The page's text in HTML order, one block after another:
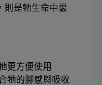
則是牠生命中最
更方便使用
牠的腳感與吸收